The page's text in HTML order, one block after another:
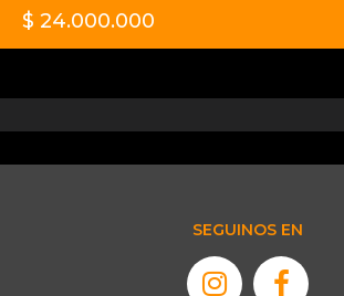
$ 24.000.000
SEGUINOS EN